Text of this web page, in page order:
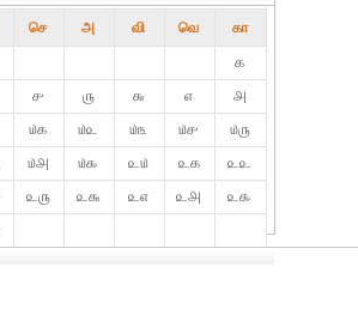
செ அ வி வெ கா
௧
௪ ௫ ௬ ௭
௮
௰௧ ௰௨ ௰௩ ௰௪
௰௫
௰௮ ௰௯ ௨௰ ௨௧
௨௨
௨௫ ௨௬ ௨௭ ௨௮
௨௯